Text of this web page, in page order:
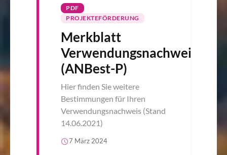
PDF
PROJEKTEFÖRDERUNG
Merkblatt
Verwendungsnachweis
(ANBest-P)
Hier finden Sie weitere
Bestimmungen für Ihren
Verwendungsnachweis (Stand
14.06.2021)
7 März 2024